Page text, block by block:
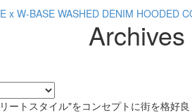
x W-BASE WASHED DENIM HOODED
Archives
ートスタイル"をコンセプトに街を格好